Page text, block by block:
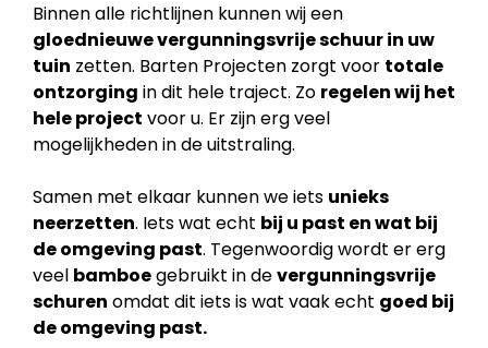
Binnen alle richtlijnen kunnen wij een
gloednieuwe vergunningsvrije schuur in uw
tuin zetten. Barten Projecten zorgt voor totale
ontzorging in dit hele traject. Zo regelen wij het
hele project voor u. Er zijn erg veel
mogelijkheden in de uitstraling.
Samen met elkaar kunnen we iets unieks
neerzetten. Iets wat echt bij u past en wat bij
deomgeving past. Tegenwoordig wordt er erg
veel bamboegebruikt in devergunningsvrije
schuren omdat dit iets is wat vaak echt goed bij
de omgeving past.